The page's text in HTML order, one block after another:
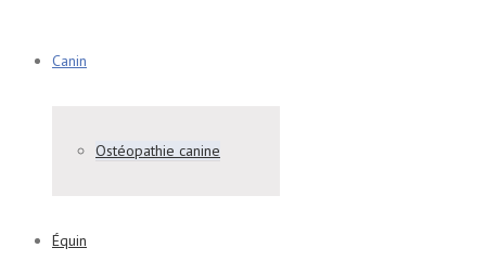
Canin
Ostéopathie canine
Équin